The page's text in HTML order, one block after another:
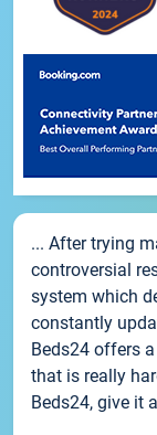
... After trying
controversial
system which
constantly
Beds24 offers
that is really
Beds24, give it